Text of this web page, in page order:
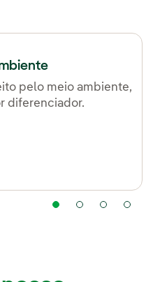
pelo meio ambiente,
diferenciador.